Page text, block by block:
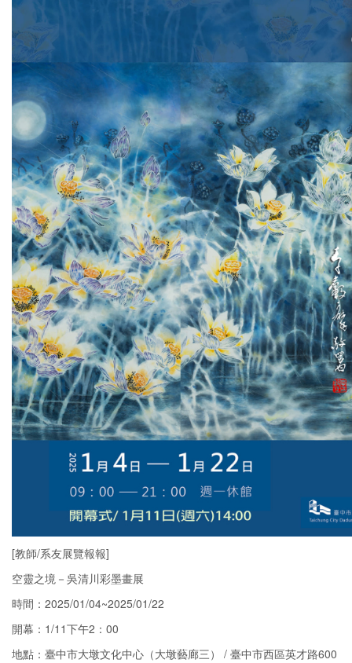
[教師/系友展覽報報]
空靈之境－吳清川彩墨畫展
時間：2025/01/04~2025/01/22
開幕：1/11下午2：00
地點：臺中市大墩文化中心（大墩藝廊三） / 臺中市西區英才路600